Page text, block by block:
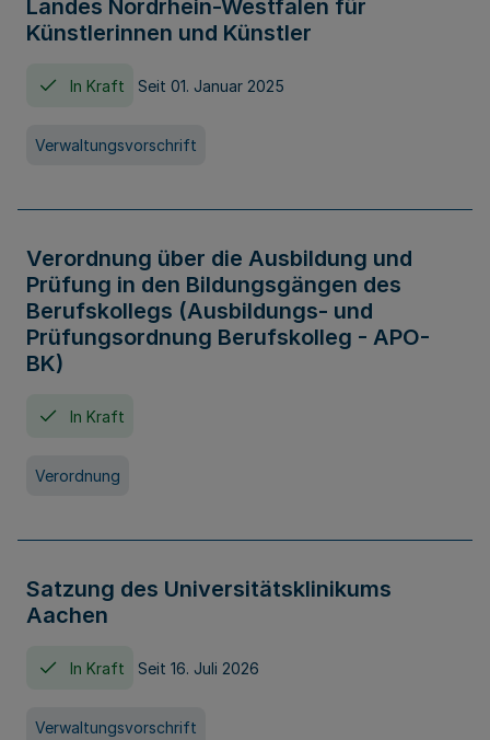
Landes Nordrhein-Westfalen für
Künstlerinnen und Künstler
In Kraft Seit 01. Januar 2025
Verwaltungsvorschrift
Verordnung über die Ausbildung und
Prüfung in den Bildungsgängen des
Berufskollegs (Ausbildungs- und
Prüfungsordnung Berufskolleg - APO-
BK)
In Kraft
Verordnung
Satzung des Universitätsklinikums
Aachen
In Kraft Seit 16. Juli 2026
Verwaltungsvorschrift